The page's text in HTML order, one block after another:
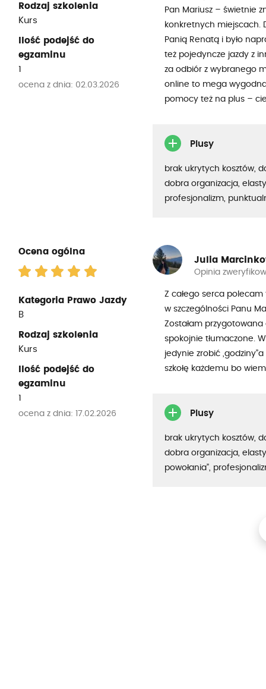
Rodzaj szkolenia
Kurs
Ilość podejść do
egzaminu
1
ocena z dnia: 02.03.2026
Pan Mariusz – świetnie
konkretnych miejscach.
Panią Renatą i było
też pojedyncze jazdy z
za odbiór z wybranego
online to mega
pomocy też na plus –
Plusy
brak ukrytych kosztów,
dobra organizacja,
profesjonalizm,
Ocena ogólna
Kategoria Prawo Jazdy
B
Rodzaj szkolenia
Kurs
Ilość podejść do
egzaminu
1
ocena z dnia: 17.02.2026
Julia
Opinia
Z całego serca polecam
w szczególności Panu
Zostałam przygotowana
spokojnie tłumaczone.
jedynie zrobić
szkołę każdemu bo
Plusy
brak ukrytych kosztów,
dobra organizacja,
powołania”,